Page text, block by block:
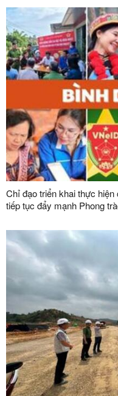
đạo của Đảng đối với công
dựng trong giai đoạn mới
Chỉ đạo triển khai thực
tiếp tục đẩy mạnh Phong